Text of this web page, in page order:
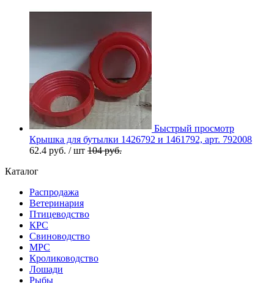
Быстрый просмотр
Крышка для бутылки 1426792 и 1461792, арт. 792008
62.4 руб. / шт 104руб.
Каталог
Распродажа
Ветеринария
Птицеводство
КРС
Свиноводство
МРС
Кролиководство
Лошади
Рыбы